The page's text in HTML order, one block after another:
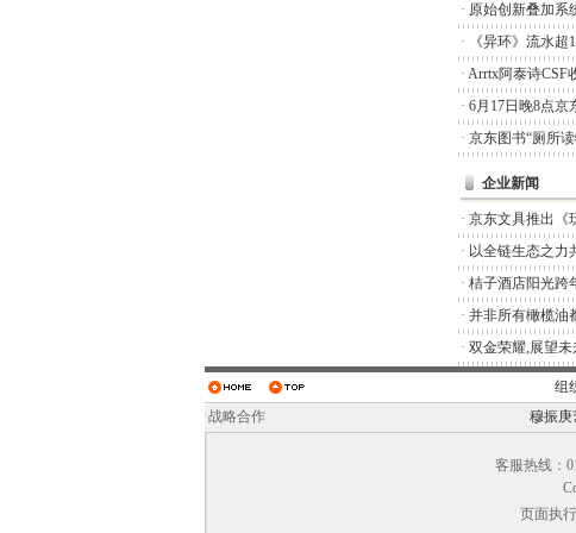
· 原始创新叠加系
·
《异环》流水
· Arrtx阿泰诗CSF
· 6月17日晚8点京
· 京东图书“厕所
企业新闻
· 京东文具推出《
· 以全链生态之力
· 桔子酒店阳光跨
· 并非所有橄榄油
· 双金荣耀,展望
组
战略合作
穆振庚
客服热线：
页面执